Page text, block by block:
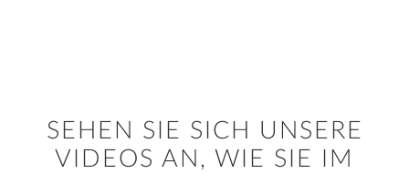
SEHEN SIE SICH UNSERE
VIDEOS AN, WIE SIE IM